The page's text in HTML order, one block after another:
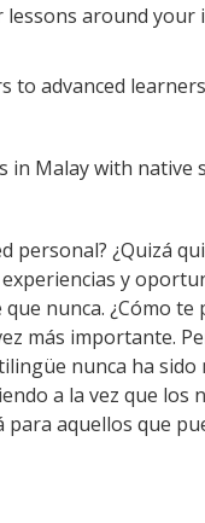
lessons around
to advanced
Malay with native
¿Quizá
y
nunca. ¿Cómo
más importante.
nunca ha
a la vez que
aquellos que